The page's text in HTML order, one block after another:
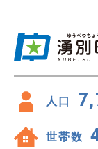
人口
世帯数